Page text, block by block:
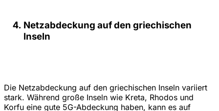
Netzabdeckung auf den griechischen
Inseln
Die Netzabdeckung auf den griechischen Inseln variiert
stark. Während große Inseln wie Kreta, Rhodos und
Korfu eine gute 5G-Abdeckung haben, kann es auf